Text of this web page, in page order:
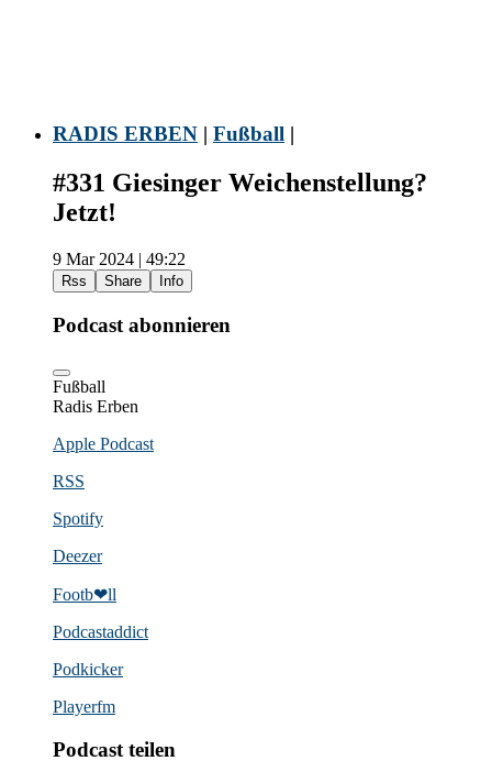
RADIS ERBEN | Fußball |
#331 Giesinger Weichenstellung?
Jetzt!
9 Mar 2024 | 49:22
Rss Share Info
Podcast abonnieren
Fußball
Radis Erben
Apple Podcast
RSS
Spotify
Deezer
Footb❤ll
Podcast­addict
Podkicker
Playerfm
Podcast teilen